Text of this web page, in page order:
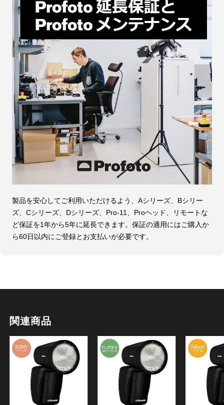
製品を安心してご利用いただけるよう、Aシリーズ、Bシリー
ズ、Cシリーズ、Dシリーズ、Pro-11、Proヘッド、リモートな
ど保証を1年から5年に延長できます。保証の適用にはご購入か
ら60日以内にご登録とお支払いが必要です。
関連商品